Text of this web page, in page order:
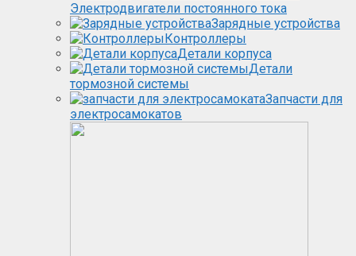
Электродвигатели постоянного тока
Зарядные устройства
Контроллеры
Детали корпуса
Детали
тормозной системы
Запчасти для
электросамокатов